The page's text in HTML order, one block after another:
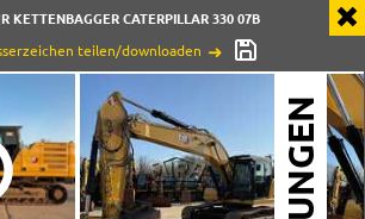
KETTENBAGGER CATERPILLAR 330 07B
teilen/downloaden